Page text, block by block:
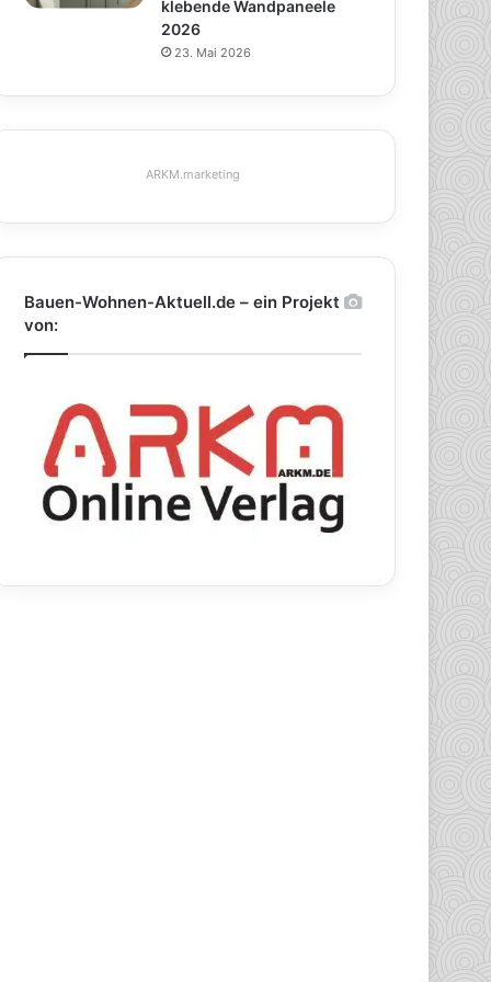
klebende Wandpaneele
2026
23. Mai 2026
ARKM.marketing
Bauen-Wohnen-Aktuell.de – ein Projekt
von: